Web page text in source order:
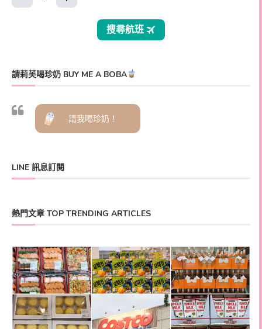
請莉芙喝珍奶 BUY ME A BOBA
請我喝珍奶！
LINE 訊息訂閱
熱門文章 TOP TRENDING ARTICLES